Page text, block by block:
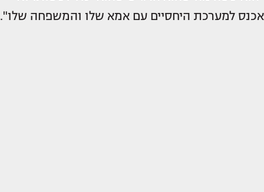
אכנס למערכת היחסיים עם אמא שלו והמשפחה שלו".